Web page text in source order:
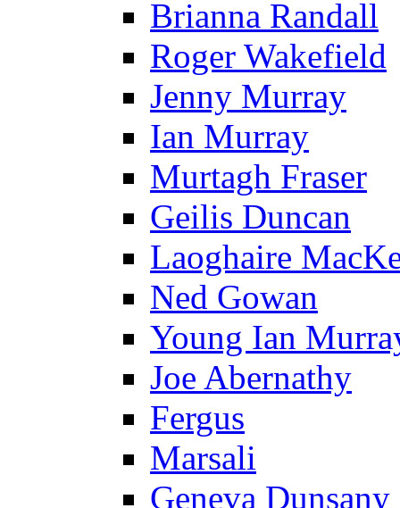
Brianna Randall
Roger Wakefield
Jenny Murray
Ian Murray
Murtagh Fraser
Geilis Duncan
Laoghaire
Ned Gowan
Young Ian
Joe Abernathy
Fergus
Marsali
Geneva Dunsany